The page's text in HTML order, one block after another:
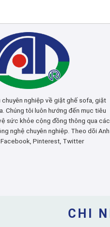
chuyên nghiệp về giặt ghế sofa, giặt
Chúng tôi luôn hướng đến mục tiêu
sức khỏe cộng đồng thông qua các
nghệ chuyên nghiệp. Theo dõi Anh
Facebook, Pinterest, Twitter
CHI